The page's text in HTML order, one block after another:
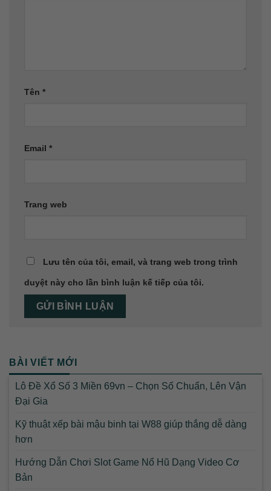
Tên *
Email *
Trang web
Lưu tên của tôi, email, và trang web trong trình
duyệt này cho lần bình luận kế tiếp của tôi.
BÀI VIẾT MỚI
Lô Đề Xổ Số 3 Miền 69vn – Chọn Số Chuẩn, Lên Vận
Đại Gia
Kỹ thuật xếp bài mậu binh tại W88 giúp thắng dễ dàng
hơn
Hướng Dẫn Chơi Slot Game Nổ Hũ Dạng Video Cơ
Bản